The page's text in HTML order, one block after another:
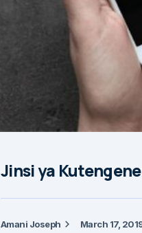
Jinsi ya
Amani Joseph March 17,